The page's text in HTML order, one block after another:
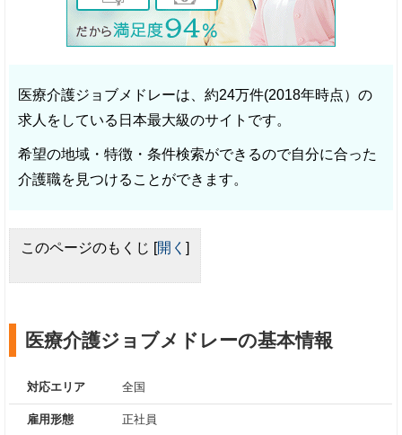
医療介護ジョブメドレーは、約24万件(2018年時点）の
求人をしている日本最大級のサイトです。
希望の地域・特徴・条件検索ができるので自分に合った
介護職を見つけることができます。
このページのもくじ [開く]
医療介護ジョブメドレーの基本情報
対応エリア 全国
雇用形態 正社員